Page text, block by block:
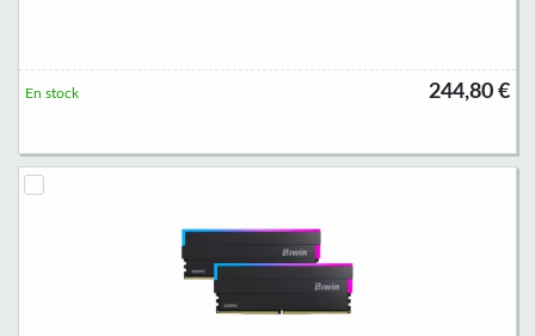
244,80 €
En stock